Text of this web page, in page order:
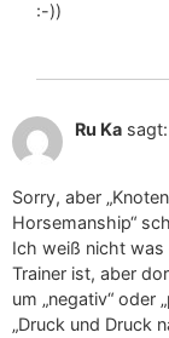
:-))
Ru Ka sagt:
Sorry, aber
Horsemanship“
Ich weiß nicht was
Trainer ist, aber
um „negativ“ oder
„Druck und Druck